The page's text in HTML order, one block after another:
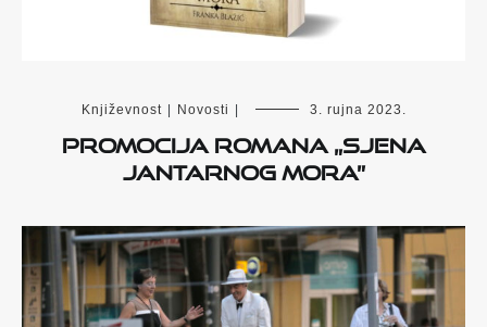
Književnost | Novosti | 3. rujna 2023.
Promocija romana „Sjena
Jantarnog mora”